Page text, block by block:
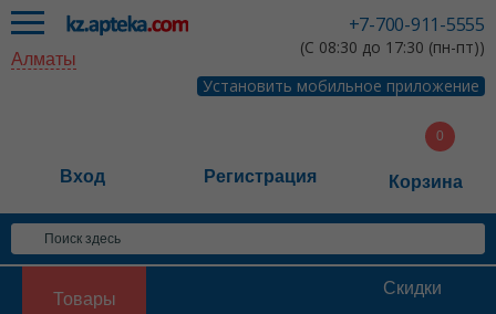
+7-700-911-5555
(С 08:30 до 17:30 (пн-пт))
Установить мобильное приложение
Алматы
Вход Регистрация Корзина
Товары
Скидки